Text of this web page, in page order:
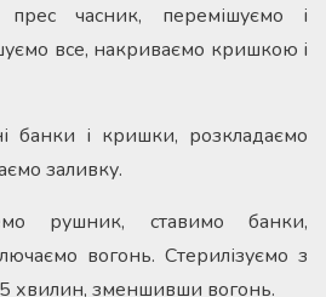
часник, перемішуємо і
все, накриваємо кришкою і
банки і кришки, розкладаємо
заливку.
рушник, ставимо банки,
вогонь. Стерилізуємо з
хвилин, зменшивши вогонь.